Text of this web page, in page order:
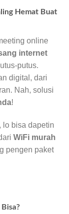
Hemat Buat
online
internet
putus.
digital, dari
Nah, solusi
!
lo bisa dapetin
WiFi murah
pengen paket